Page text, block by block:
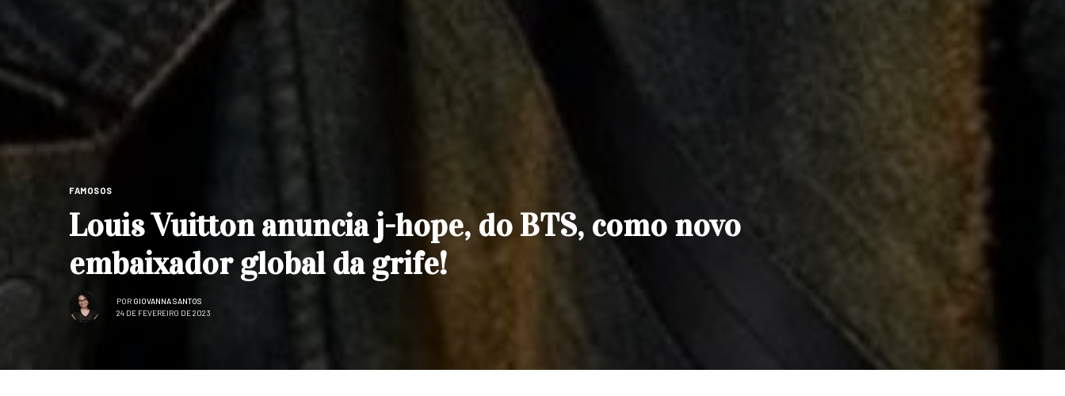
FAMOSOS
Louis Vuitton anuncia j-hope, do BTS, como novo
embaixador global da grife!
POR GIOVANNA SANTOS
24 DE FEVEREIRO DE 2023